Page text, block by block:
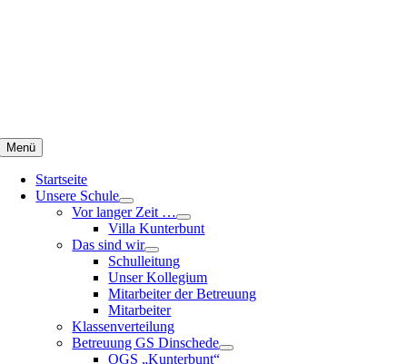
Menü
Startseite
Unsere Schule
Vor langer Zeit …
Villa Kunterbunt
Das sind wir
Schulleitung
Unser Kollegium
Mitarbeiter der Betreuung
Mitarbeiter
Klassenverteilung
Betreuung GS Dinschede
OGS „Kunterbunt“